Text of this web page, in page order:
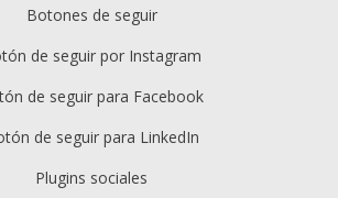
Botones de seguir
de seguir por Instagram
de seguir para Facebook
de seguir para LinkedIn
Plugins sociales